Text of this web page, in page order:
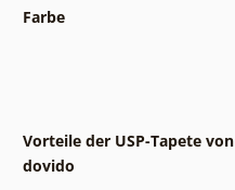
Farbe
Vorteile der USP-Tapete von
dovido